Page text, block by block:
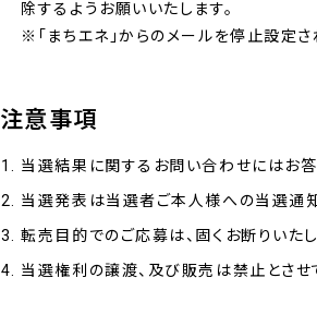
除するようお願いいたします。
※「まちエネ」からのメールを停止設定
注意事項
当選結果に関するお問い合わせにはお答
当選発表は当選者ご本人様への当選通知
転売目的でのご応募は、固くお断りいたし
当選権利の譲渡、及び販売は禁止とさせ